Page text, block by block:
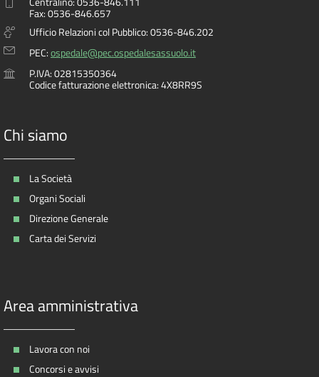
Fax: 0536-846.657
Ufficio Relazioni col Pubblico: 0536-846.202
PEC:ospedale@pec.ospedalesassuolo.it
P.IVA: 02815350364
Codice fatturazione elettronica: 4X8RR9S
Chi siamo
La Società
Organi Sociali
Direzione Generale
Carta dei Servizi
Area amministrativa
Lavora con noi
Concorsi e avvisi